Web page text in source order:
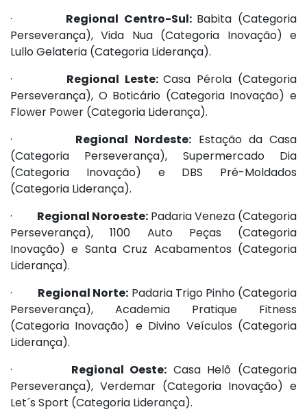
· Regional Centro-Sul: Babita (Categoria
Perseverança), Vida Nua (Categoria Inovação) e
Lullo Gelateria (Categoria Liderança).
· Regional Leste:Casa Pérola (Categoria
Perseverança), O Boticário (Categoria Inovação) e
Flower Power (Categoria Liderança).
· Regional Nordeste: Estação da Casa
(Categoria Perseverança), Supermercado Dia
(Categoria Inovação) e DBS Pré-Moldados
(Categoria Liderança).
· Regional Noroeste: Padaria Veneza (Categoria
Perseverança), 1100 Auto Peças (Categoria
Inovação) e Santa Cruz Acabamentos (Categoria
Liderança).
· Regional Norte: Padaria Trigo Pinho (Categoria
Perseverança), Academia Pratique Fitness
(Categoria Inovação) e Divino Veículos (Categoria
Liderança).
· Regional Oeste: Casa Helô (Categoria
Perseverança), Verdemar (Categoria Inovação) e
Let´s Sport (Categoria Liderança).